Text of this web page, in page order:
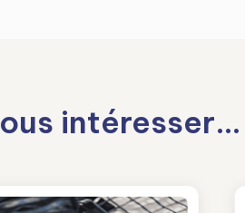
intéresser…